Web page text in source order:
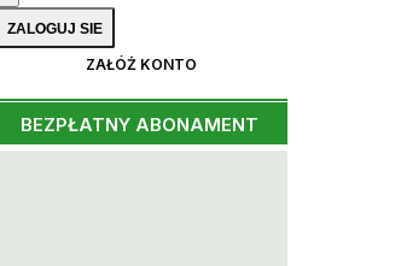
ZAŁÓŻ KONTO
BEZPŁATNY ABONAMENT